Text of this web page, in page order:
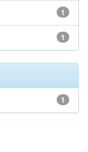
1
1
1